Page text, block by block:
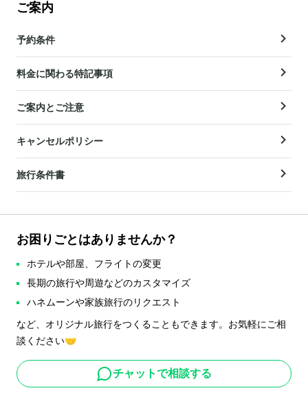
ご案内
予約条件
料金に関わる特記事項
ご案内とご注意
キャンセルポリシー
旅行条件書
お困りごとはありませんか？
ホテルや部屋、フライトの変更
長期の旅行や周遊などのカスタマイズ
ハネムーンや家族旅行のリクエスト
など、オリジナル旅行をつくることもできます。お気軽にご相
談ください🤝
チャットで相談する